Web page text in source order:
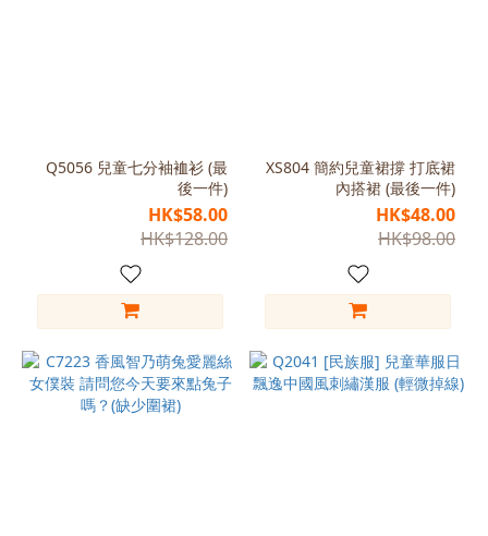
Q5056 兒童七分袖裇衫 (最
後一件)
HK$58.00
HK$128.00
XS804 簡約兒童裙撐 打底裙
內搭裙 (最後一件)
HK$48.00
HK$98.00